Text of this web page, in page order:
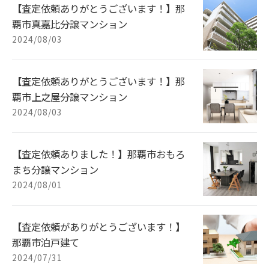
【査定依頼ありがとうございます！】那
覇市真嘉比分譲マンション
2024/08/03
【査定依頼ありがとうございます！】那
覇市上之屋分譲マンション
2024/08/03
【査定依頼ありました！】那覇市おもろ
まち分譲マンション
2024/08/01
【査定依頼がありがとうございます！】
那覇市泊戸建て
2024/07/31